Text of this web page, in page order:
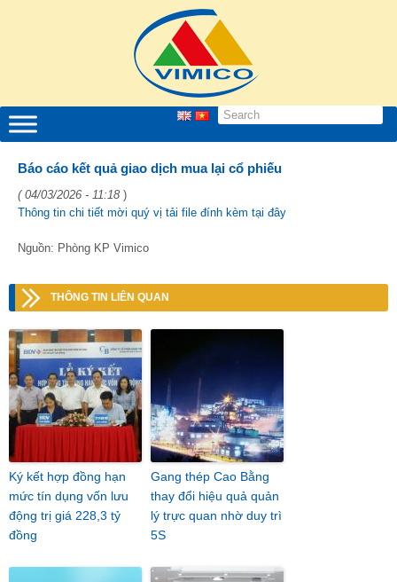
Báo cáo kết quả giao dịch mua lại cổ phiếu
( 04/03/2026 - 11:18 )
Thông tin chi tiết mời quý vị tải file đính kèm tại đây
Nguồn: Phòng KP Vimico
THÔNG TIN LIÊN QUAN
Ký kết hợp đồng hạn
mức tín dụng vốn lưu
động trị giá 228,3 tỷ
đồng
Gang thép Cao Bằng
thay đổi hiệu quả quản
lý trực quan nhờ duy trì
5S